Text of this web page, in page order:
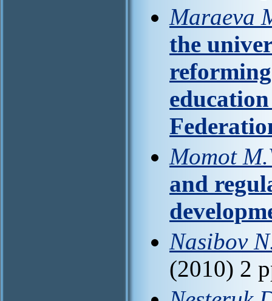
Maraeva
the
Momot
and
Nasibov
(2010) 2